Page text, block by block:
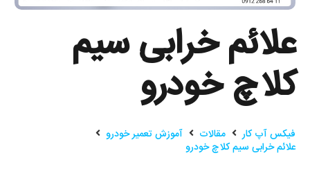
علائم خرابی سیم
کلاچ خودرو
فیکس آپ کار مقالات آموزش تعمیر خودرو
علائم خرابی سیم کلاچ خودرو